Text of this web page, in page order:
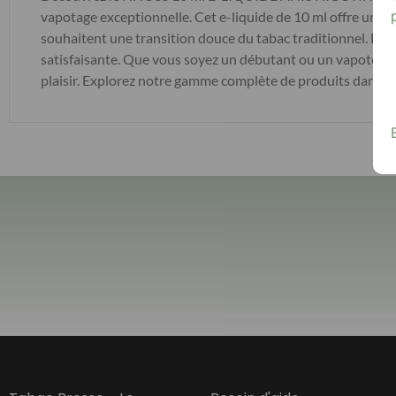
vapotage exceptionnelle. Cet e-liquide de 10 ml offre une
souhaitent une transition douce du tabac traditionnel.
satisfaisante. Que vous soyez un débutant ou un
plaisir. Explorez notre gamme complète de produits dans